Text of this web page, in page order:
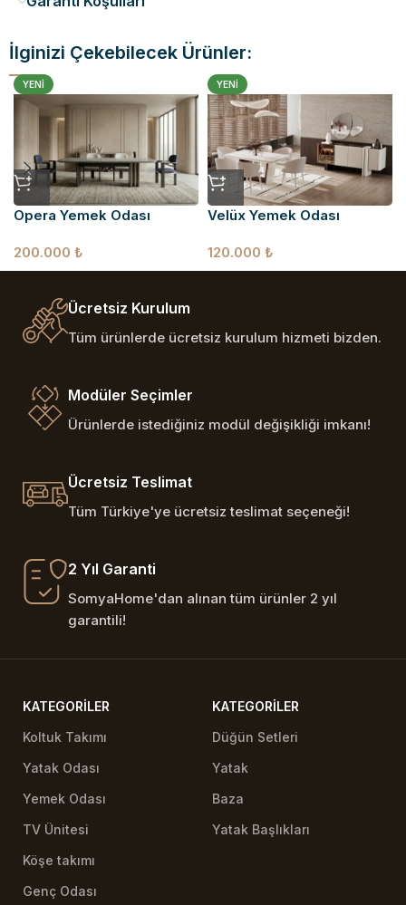
İlginizi Çekebilecek Ürünler:
YENI
Opera Yemek Odası
200.000 ₺
YENI
Velüx Yemek Odası
120.000 ₺
Ücretsiz Kurulum
Tüm ürünlerde ücretsiz kurulum hizmeti bizden.
Modüler Seçimler
Ürünlerde istediğiniz modül değişikliği imkanı!
Ücretsiz Teslimat
Tüm Türkiye'ye ücretsiz teslimat seçeneği!
2 Yıl Garanti
SomyaHome'dan alınan tüm ürünler 2 yıl
garantili!
KATEGORILER
Koltuk Takımı
Yatak Odası
Yemek Odası
TV Ünitesi
Köşe takımı
Genç Odası
KATEGORILER
Düğün Setleri
Yatak
Baza
Yatak Başlıkları